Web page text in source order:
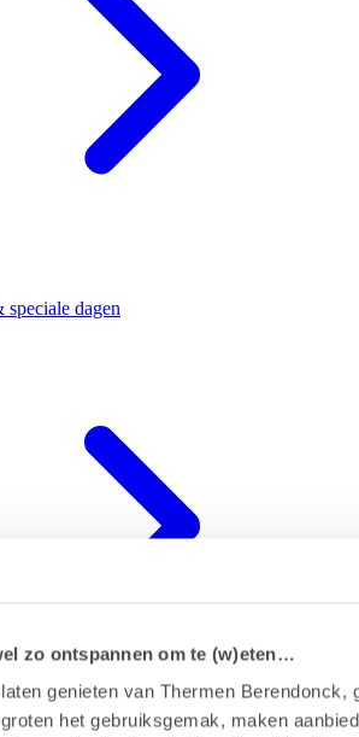
zo ontspannen om te (w)eten…
genieten van Thermen Berendonck,
het gebruiksgemak, maken
speciale dagen